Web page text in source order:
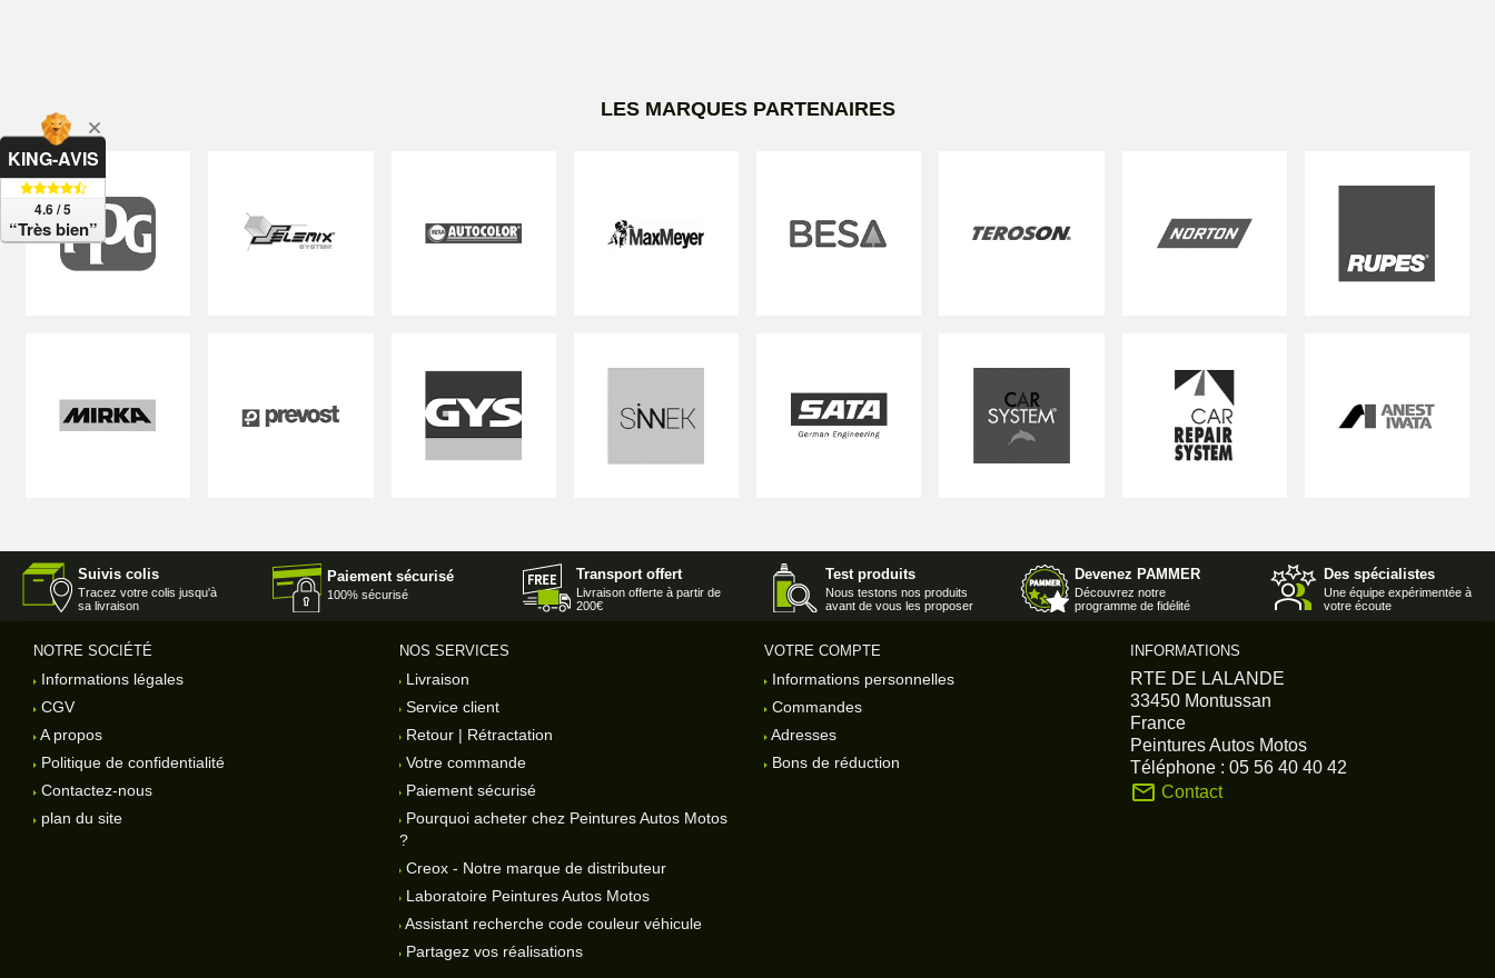
LES MARQUES PARTENAIRES
Suivis colis
Tracez votre colis jusqu'à
sa livraison
Paiement sécurisé
100% sécurisé
Transport offert
Livraison offerte à partir de
200€
Test produits
Nous testons nos produits
avant de vous les proposer
Devenez PAMMER
Découvrez notre
programme de fidélité
Des spécialistes
Une équipe expérimentée à
votre écoute
NOTRE SOCIÉTÉ
Informations légales
CGV
A propos
Politique de confidentialité
Contactez-nous
plan du site
NOS SERVICES
Livraison
Service client
Retour | Rétractation
Votre commande
Paiement sécurisé
Pourquoi acheter chez Peintures Autos Motos
?
Creox - Notre marque de distributeur
Laboratoire Peintures Autos Motos
Assistant recherche code couleur véhicule
Partagez vos réalisations
VOTRE COMPTE
Informations personnelles
Commandes
Adresses
Bons de réduction
INFORMATIONS
RTE DE LALANDE
33450 Montussan
France
Peintures Autos Motos
Téléphone : 05 56 40 40 42
mail_outline Contact
KING-AVIS
4.6 / 5
“Très bien”